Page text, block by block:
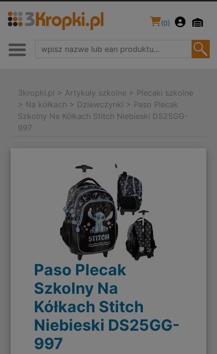
(0)
3kropki.pl > Artykuły szkolne > Plecaki szkolne
> Na kółkach > Dziewczynki > Paso Plecak
Szkolny Na Kółkach Stitch Niebieski DS25GG-
997
Paso Plecak
Szkolny Na
Kółkach Stitch
Niebieski DS25GG-
997